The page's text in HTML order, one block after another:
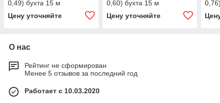
0,49) бухта 15 м
Цену уточняйте
0,60) бухта 15 м
Цену уточняйте
О нас
Рейтинг не сформирован
Менее 5 отзывов за последний год
Работает с 10.03.2020